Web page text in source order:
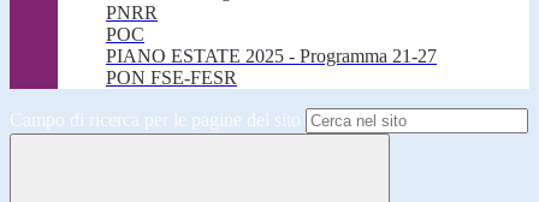
PNRR
POC
PIANO ESTATE 2025 - Programma 21-27
PON FSE-FESR
Campo di ricerca per le pagine del sito